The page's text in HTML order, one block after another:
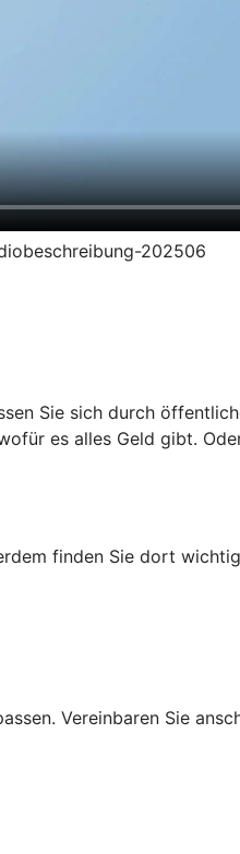
202506
Sie sich durch
es alles Geld gibt.
finden Sie dort
Vereinbaren Sie